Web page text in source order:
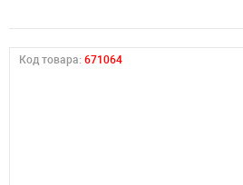
Код товара: 671064